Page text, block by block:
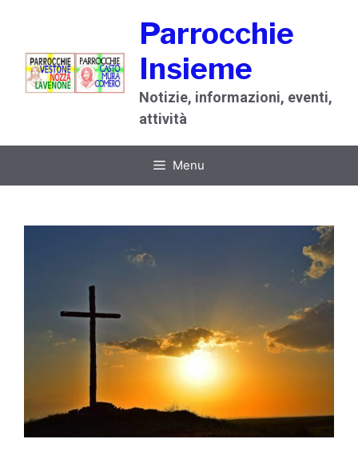
contenuto
Parrocchie
Insieme
Notizie, informazioni, eventi,
attività
Menu